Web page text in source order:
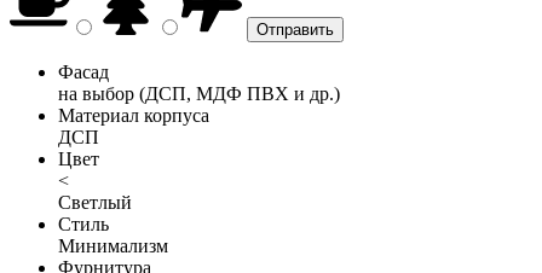
Фасад
на выбор (ДСП, МДФ ПВХ и др.)
Материал корпуса
ДСП
Цвет
<
Светлый
Стиль
Минимализм
Фурнитура